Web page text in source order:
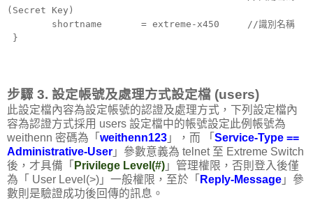
(Secret Key)
shortname = extreme-x450 //識別名稱
}
步驟 3. 設定帳號及處理方式設定檔 (users)
此設定檔內容為設定帳號的認證及處理方式，下列設定檔內
容為認證方式採用 users 設定檔中的帳號設定此例帳號為
weithenn 密碼為「 weithenn123 」，而 「 Service-Type ==
Administrative-User 」參數意義為 telnet 至 Extreme Switch
後，才具備「 Privilege Level(#) 」管理權限，否則登入後僅
為「 User Level(>)」一般權限，至於「 Reply-Message 」參
數則是驗證成功後回傳的訊息。